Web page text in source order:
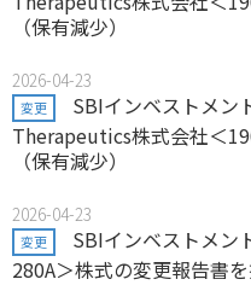
（保有減少）
2026-04-23
変更
SBIインベストメ
Therapeutics株式会社＜
（保有減少）
2026-04-23
変更
SBIインベストメン
280A＞株式の変更報告書